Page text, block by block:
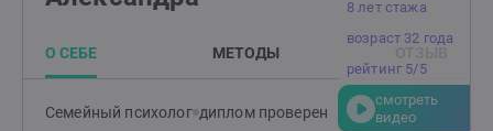
помнить, что их выполнение ускоряет процесс
8 лет стажа
возраст 32 года
рейтинг 5/5
смотреть
видео
О СЕБЕ МЕТОДЫ
Семейный психолог диплом проверен